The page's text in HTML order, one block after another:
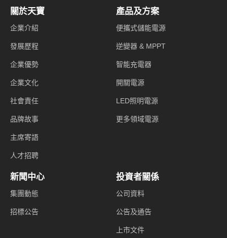
關於天寶
企業介紹
發展歷程
企業優勢
企業文化
社會責任
品牌故事
主席寄語
人才招聘
產品及方案
便攜式儲能電源
逆變器 & MPPT
智能充電器
開關電源
LED照明電源
更多領域電源
新聞中心
集團動態
招標公告
投資者關係
公司資料
公告及通告
上市文件